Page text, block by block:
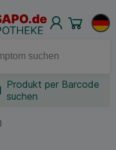
Produkt per Barcode
suchen